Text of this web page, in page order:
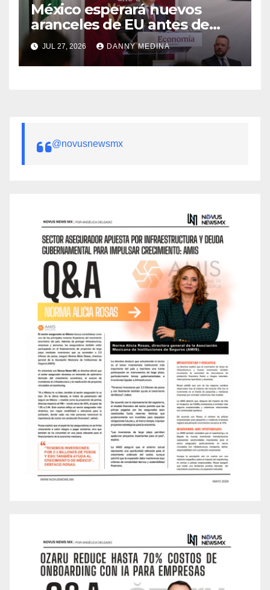
México esperará nuevos
aranceles de EU antes de
volver a negociar el T-MEC:
Ebrard
JUL 27, 2026 DANNY MEDINA
@novusnewsmx